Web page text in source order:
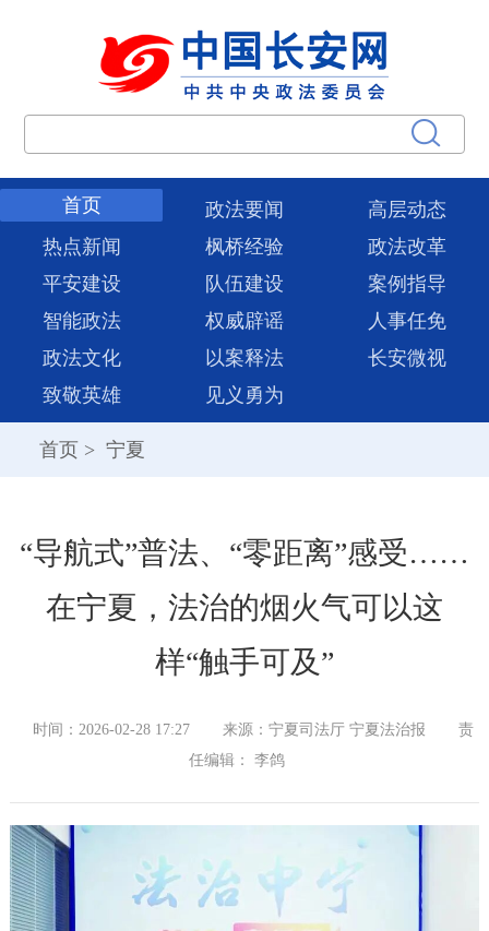
首页 政法要闻
高层动态
热点新闻
枫桥经验
政法改革
平安建设
队伍建设
案例指导
智能政法
权威辟谣
人事任免
政法文化
以案释法
长安微视
致敬英雄
见义勇为
首页 > 宁夏
“导航式”普法、“零距离”感受……
在宁夏，法治的烟火气可以这
样“触手可及”
时间：2026-02-28 17:27 来源：宁夏司法厅 宁夏法治报
责
任编辑： 李鸽